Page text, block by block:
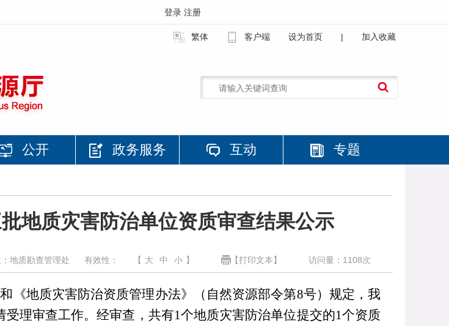
登录 注册
繁体 客户端 设为首页 | 加入收藏
公开 政务服务 互动 专题
地质灾害防治单位资质审查结果公示
地质勘查管理处 有效性： 【 大 中 小 】 【打印文本】 访问量： 1108次
《地质灾害防治资质管理办法》（自然资源部令第8号） 规定，我
受理审查工作。经审查，共有1个地质灾害防治单位提交的1个资质